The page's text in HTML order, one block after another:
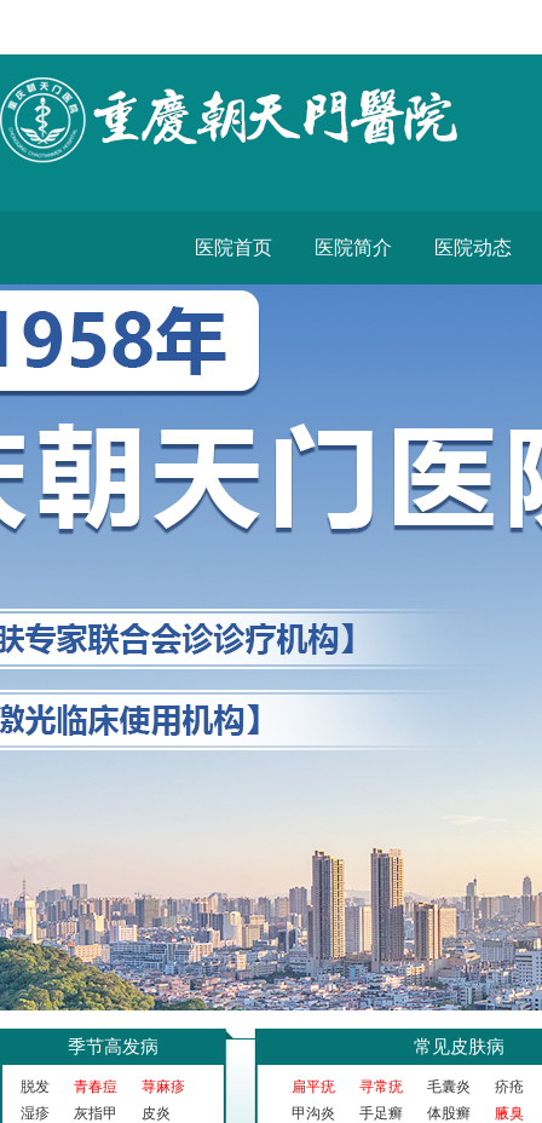
医院首页 医院简介 医院动态
季节高发病
脱发 青春痘
荨麻疹
湿疹
灰指甲 皮炎
常见皮肤病
扁平疣 寻常疣 毛囊炎
疥疮
甲沟炎
手足癣 体股癣
腋臭